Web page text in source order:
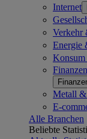
Internet
Verkehr
Energie
Metall
E-
Alle Branchen
Beliebte